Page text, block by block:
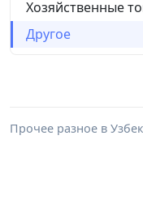
Хозяйственные
Другое
Прочее разное в